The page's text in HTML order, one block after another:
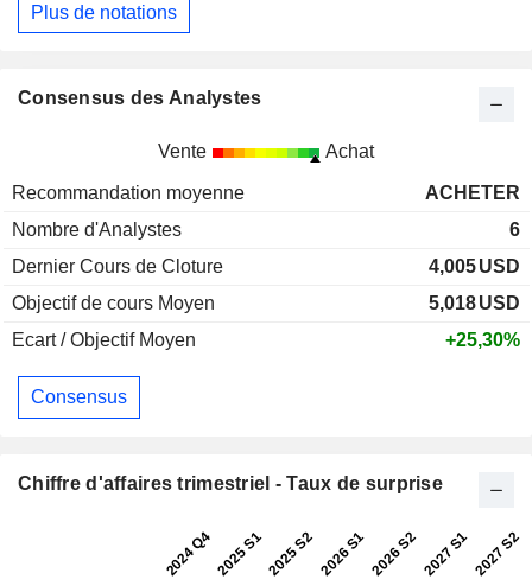
Plus de notations
Consensus des Analystes
Vente Achat
Recommandation moyenne
ACHETER
Nombre d'Analystes
6
Dernier Cours de Cloture
4,005USD
Objectif de cours Moyen
5,018USD
Ecart / Objectif Moyen
+25,30%
Consensus
Chiffre d'affaires trimestriel - Taux de surprise